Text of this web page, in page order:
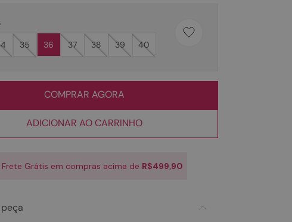
35 36 37 38 39 40
COMPRAR AGORA
ADICIONAR AO CARRINHO
Frete Grátis em compras acima de R$499,90